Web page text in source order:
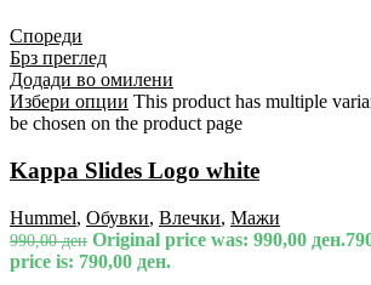
Спореди
Брз преглед
Додади во омилени
Избери опции This product has multiple
be chosen on the product page
Kappa Slides Logo white
Hummel, Обувки, Влечки, Мажи
990,00ден Original price was: 990,00 ден.
price is: 790,00 ден.